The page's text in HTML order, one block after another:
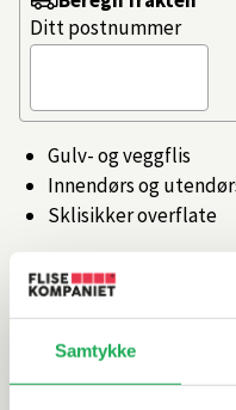
Samtykke
Gulv- og veggflis
Innendørs og
Sklisikker overflate
Ditt postnummer
Produktinformasjon